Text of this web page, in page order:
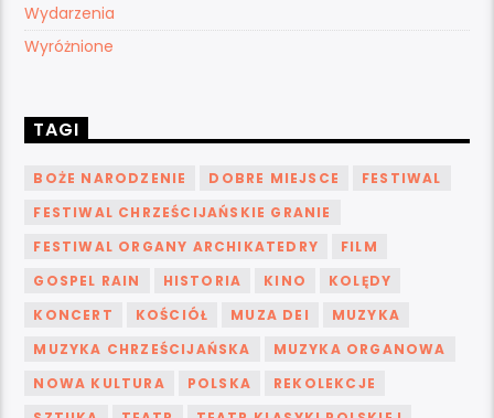
Wydarzenia
Wyróżnione
TAGI
BOŻE NARODZENIE DOBRE MIEJSCE
FESTIWAL
FESTIWAL CHRZEŚCIJAŃSKIE GRANIE
FESTIWAL ORGANY ARCHIKATEDRY
FILM
GOSPEL RAIN
HISTORIA KINO
KOLĘDY
KONCERT
KOŚCIÓŁ MUZA DEI
MUZYKA
MUZYKA CHRZEŚCIJAŃSKA
MUZYKA ORGANOWA
NOWA KULTURA
POLSKA
REKOLEKCJE